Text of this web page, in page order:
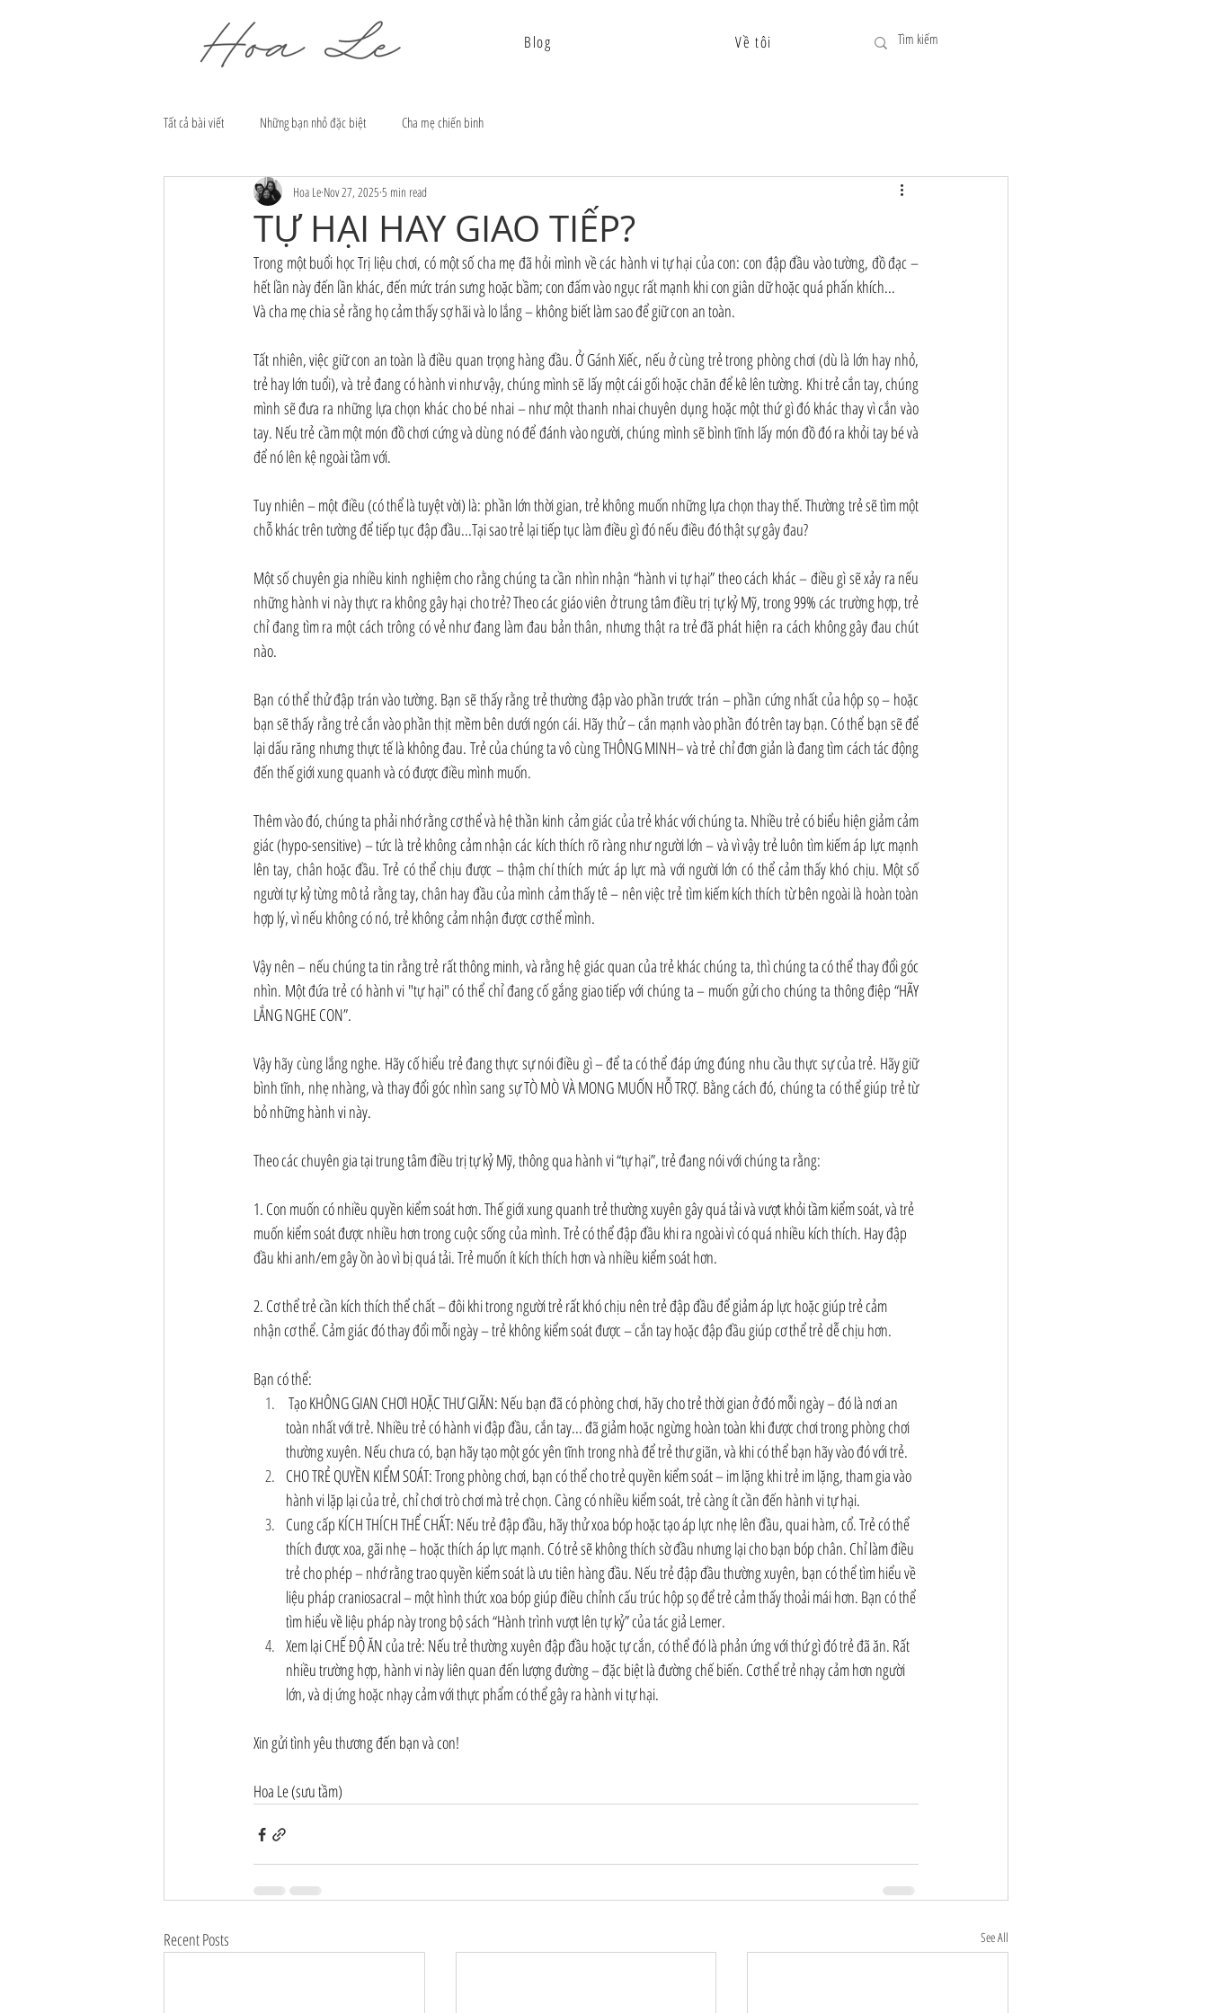
Blog Về tôi
Tất cả bài viết Những bạn nhỏ đặc biệt Cha mẹ chiến binh
TỰ HẠI HAY GIAO TIẾP?
Hoa Le Nov 27, 2025 5 min read
Trong một buổi học Trị liệu chơi, có một số cha mẹ đã hỏi mình về các hành vi tự hại của con: con đập đầu vào tường, đồ đạc –
hết lần này đến lần khác, đến mức trán sưng hoặc bầm; con đấm vào ngục rất mạnh khi con giân dữ hoặc quá phấn khích...
Và cha mẹ chia sẻ rằng họ cảm thấy sợ hãi và lo lắng – không biết làm sao để giữ con an toàn.
Tất nhiên, việc giữ con an toàn là điều quan trọng hàng đầu. Ở Gánh Xiếc, nếu ở cùng trẻ trong phòng chơi (dù là lớn hay nhỏ,
trẻ hay lớn tuổi), và trẻ đang có hành vi như vậy, chúng mình sẽ lấy một cái gối hoặc chăn để kê lên tường. Khi trẻ cắn tay, chúng
mình sẽ đưa ra những lựa chọn khác cho bé nhai – như một thanh nhai chuyên dụng hoặc một thứ gì đó khác thay vì cắn vào
tay. Nếu trẻ cầm một món đồ chơi cứng và dùng nó để đánh vào người, chúng mình sẽ bình tĩnh lấy món đồ đó ra khỏi tay bé và
để nó lên kệ ngoài tầm với.
Tuy nhiên – một điều (có thể là tuyệt vời) là: phần lớn thời gian, trẻ không muốn những lựa chọn thay thế. Thường trẻ sẽ tìm một
chỗ khác trên tường để tiếp tục đập đầu...Tại sao trẻ lại tiếp tục làm điều gì đó nếu điều đó thật sự gây đau?
Một số chuyên gia nhiều kinh nghiệm cho rằng chúng ta cần nhìn nhận “hành vi tự hại” theo cách khác – điều gì sẽ xảy ra nếu
những hành vi này thực ra không gây hại cho trẻ? Theo các giáo viên ở trung tâm điều trị tự kỷ Mỹ, trong 99% các trường hợp, trẻ
chỉ đang tìm ra một cách trông có vẻ như đang làm đau bản thân, nhưng thật ra trẻ đã phát hiện ra cách không gây đau chút
nào.
Bạn có thể thử đập trán vào tường. Bạn sẽ thấy rằng trẻ thường đập vào phần trước trán – phần cứng nhất của hộp sọ – hoặc
bạn sẽ thấy rằng trẻ cắn vào phần thịt mềm bên dưới ngón cái. Hãy thử – cắn mạnh vào phần đó trên tay bạn. Có thể bạn sẽ để
lại dấu răng nhưng thực tế là không đau. Trẻ của chúng ta vô cùng THÔNG MINH– và trẻ chỉ đơn giản là đang tìm cách tác động
đến thế giới xung quanh và có được điều mình muốn.
Thêm vào đó, chúng ta phải nhớ rằng cơ thể và hệ thần kinh cảm giác của trẻ khác với chúng ta. Nhiều trẻ có biểu hiện giảm cảm
giác (hypo-sensitive) – tức là trẻ không cảm nhận các kích thích rõ ràng như người lớn – và vì vậy trẻ luôn tìm kiếm áp lực mạnh
lên tay, chân hoặc đầu. Trẻ có thể chịu được – thậm chí thích mức áp lực mà với người lớn có thể cảm thấy khó chịu. Một số
người tự kỷ từng mô tả rằng tay, chân hay đầu của mình cảm thấy tê – nên việc trẻ tìm kiếm kích thích từ bên ngoài là hoàn toàn
hợp lý, vì nếu không có nó, trẻ không cảm nhận được cơ thể mình.
Vậy nên – nếu chúng ta tin rằng trẻ rất thông minh, và rằng hệ giác quan của trẻ khác chúng ta, thì chúng ta có thể thay đổi góc
nhìn. Một đứa trẻ có hành vi "tự hại" có thể chỉ đang cố gắng giao tiếp với chúng ta – muốn gửi cho chúng ta thông điệp “HÃY
LẮNG NGHE CON”.
Vậy hãy cùng lắng nghe. Hãy cố hiểu trẻ đang thực sự nói điều gì – để ta có thể đáp ứng đúng nhu cầu thực sự của trẻ. Hãy giữ
bình tĩnh, nhẹ nhàng, và thay đổi góc nhìn sang sự TÒ MÒ VÀ MONG MUỐN HỖ TRỢ. Bằng cách đó, chúng ta có thể giúp trẻ từ
bỏ những hành vi này.
Theo các chuyên gia tại trung tâm điều trị tự kỷ Mỹ, thông qua hành vi “tự hại”, trẻ đang nói với chúng ta rằng:
1. Con muốn có nhiều quyền kiểm soát hơn. Thế giới xung quanh trẻ thường xuyên gây quá tải và vượt khỏi tầm kiểm soát, và trẻ
muốn kiểm soát được nhiều hơn trong cuộc sống của mình. Trẻ có thể đập đầu khi ra ngoài vì có quá nhiều kích thích. Hay đập
đầu khi anh/em gây ồn ào vì bị quá tải. Trẻ muốn ít kích thích hơn và nhiều kiểm soát hơn.
2. Cơ thể trẻ cần kích thích thể chất – đôi khi trong người trẻ rất khó chịu nên trẻ đập đầu để giảm áp lực hoặc giúp trẻ cảm
nhận cơ thể. Cảm giác đó thay đổi mỗi ngày – trẻ không kiểm soát được – cắn tay hoặc đập đầu giúp cơ thể trẻ dễ chịu hơn.
Bạn có thể:
toàn nhất với trẻ. Nhiều trẻ có hành vi đập đầu, cắn tay... đã giảm hoặc ngừng hoàn toàn khi được chơi trong phòng chơi
thường xuyên. Nếu chưa có, bạn hãy tạo một góc yên tĩnh trong nhà để trẻ thư giãn, và khi có thể bạn hãy vào đó với trẻ.
CHO TRẺ QUYỀN KIỂM SOÁT: Trong phòng chơi, bạn có thể cho trẻ quyền kiểm soát – im lặng khi trẻ im lặng, tham gia vào
hành vi lặp lại của trẻ, chỉ chơi trò chơi mà trẻ chọn. Càng có nhiều kiểm soát, trẻ càng ít cần đến hành vi tự hại.
Cung cấp KÍCH THÍCH THỂ CHẤT: Nếu trẻ đập đầu, hãy thử xoa bóp hoặc tạo áp lực nhẹ lên đầu, quai hàm, cổ. Trẻ có thể
thích được xoa, gãi nhẹ – hoặc thích áp lực mạnh. Có trẻ sẽ không thích sờ đầu nhưng lại cho bạn bóp chân. Chỉ làm điều
trẻ cho phép – nhớ rằng trao quyền kiểm soát là ưu tiên hàng đầu. Nếu trẻ đập đầu thường xuyên, bạn có thể tìm hiểu về
liệu pháp craniosacral – một hình thức xoa bóp giúp điều chỉnh cấu trúc hộp sọ để trẻ cảm thấy thoải mái hơn. Bạn có thể
tìm hiểu về liệu pháp này trong bộ sách “Hành trình vượt lên tự kỷ” của tác giả Lemer.
Xem lại CHẾ ĐỘ ĂN của trẻ: Nếu trẻ thường xuyên đập đầu hoặc tự cắn, có thể đó là phản ứng với thứ gì đó trẻ đã ăn. Rất
nhiều trường hợp, hành vi này liên quan đến lượng đường – đặc biệt là đường chế biến. Cơ thể trẻ nhạy cảm hơn người
lớn, và dị ứng hoặc nhạy cảm với thực phẩm có thể gây ra hành vi tự hại.
Xin gửi tình yêu thương đến bạn và con!
Hoa Le (sưu tầm)
Recent Posts See All